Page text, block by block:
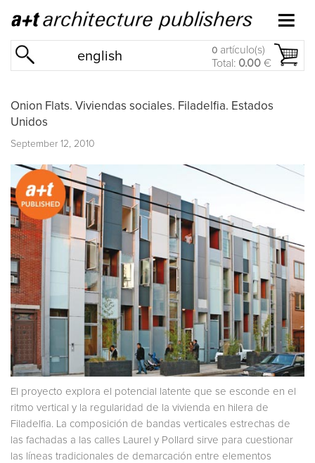
english 0 artículo(s)
Total: 0.00 €
Onion Flats. Viviendas sociales. Filadelfia. Estados
Unidos
September 12, 2010
El proyecto explora el potencial latente que se esconde en el
ritmo vertical y la regularidad de la vivienda en hilera de
Filadelfia. La composición de bandas verticales estrechas de
las fachadas a las calles Laurel y Pollard sirve para cuestionar
las líneas tradicionales de demarcación entre elementos